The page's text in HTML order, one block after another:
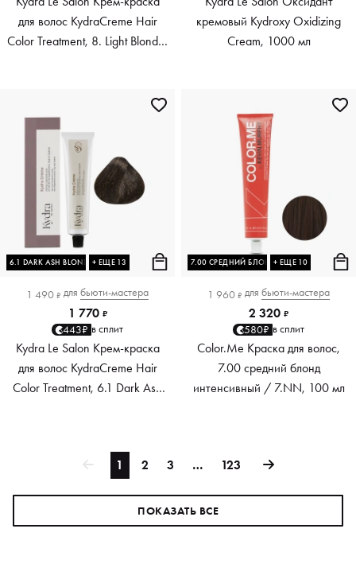
для волос KydraCreme Hair
Color Treatment, 8. Light Blonde,
кремовый Kydroxy Oxidizing
Cream, 1000 мл
6.1 DARK ASH BLONDE+ ЕЩЕ 13
1 490 ₽ для бьюти-мастера
1 770 ₽
443₽ в сплит
Kydra Le Salon Крем-краска
для волос KydraCreme Hair
Color Treatment, 6.1 Dark Ash
7.00 СРЕДНИЙ БЛОНД ИНТЕНСИВНЫЙ
+ ЕЩЕ 10
1 960 ₽ для бьюти-мастера
2 320 ₽
580₽ в сплит
Color.Me Краска для волос,
7.00 средний блонд
интенсивный / 7.NN, 100 мл
1 2 3 … 123
ПОКАЗАТЬ ВСЕ